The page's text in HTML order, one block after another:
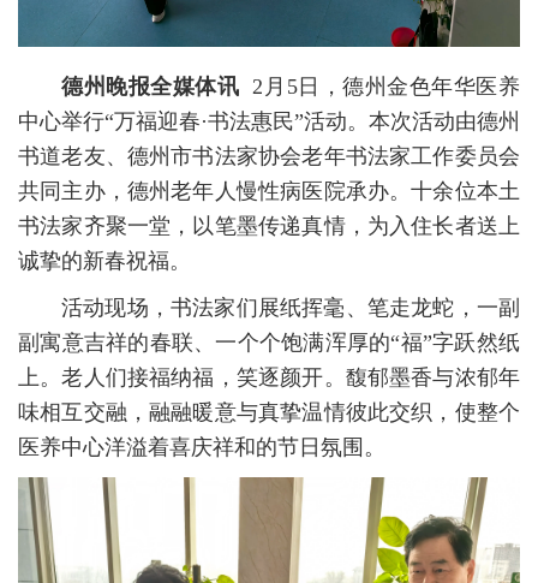
德州晚报全媒体讯 2月5日，德州金色年华医养
中心举行“万福迎春·书法惠民”活动。本次活动由德州
书道老友、德州市书法家协会老年书法家工作委员会
共同主办，德州老年人慢性病医院承办。十余位本土
书法家齐聚一堂，以笔墨传递真情，为入住长者送上
诚挚的新春祝福。
活动现场，书法家们展纸挥毫、笔走龙蛇，一副
副寓意吉祥的春联、一个个饱满浑厚的“福”字跃然纸
上。老人们接福纳福，笑逐颜开。馥郁墨香与浓郁年
味相互交融，融融暖意与真挚温情彼此交织，使整个
医养中心洋溢着喜庆祥和的节日氛围。